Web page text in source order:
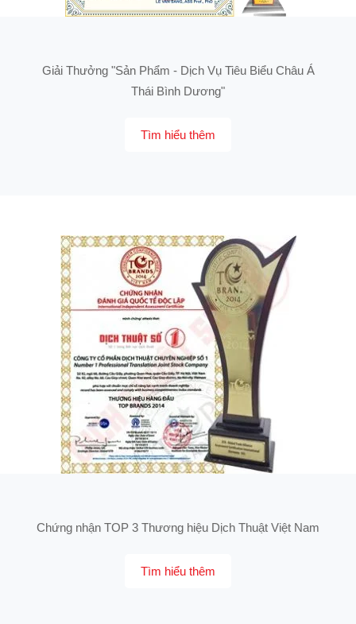
Giải Thưởng "Sản Phẩm - Dịch Vụ Tiêu Biểu Châu Á
Thái Bình Dương"
Tìm hiểu thêm
Chứng nhận TOP 3 Thương hiệu Dịch Thuật Việt Nam
Tìm hiểu thêm